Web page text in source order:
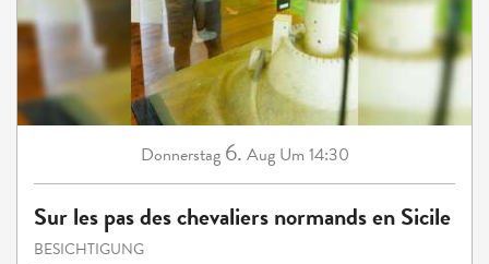
Donnerstag 6. Aug Um 14:30
Sur les pas des chevaliers normands en Sicile
BESICHTIGUNG